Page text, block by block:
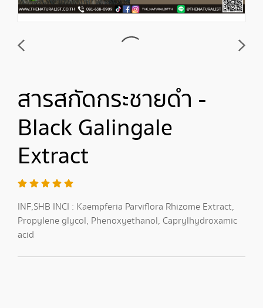
สารสกัดกระชายดำ -
Black Galingale
Extract
INF,SHB INCI : Kaempferia Parviflora Rhizome Extract,
Propylene glycol, Phenoxyethanol, Caprylhydroxamic
acid